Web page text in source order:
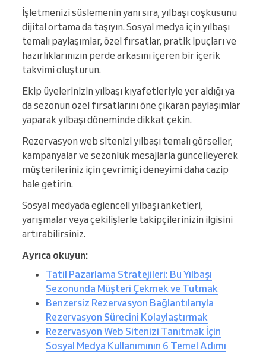
İşletmenizi süslemenin yanı sıra, yılbaşı coşkusunu
dijital ortama da taşıyın. Sosyal medya için yılbaşı
temalı paylaşımlar, özel fırsatlar, pratik ipuçları ve
hazırlıklarınızın perde arkasını içeren bir içerik
takvimi oluşturun.
Ekip üyelerinizin yılbaşı kıyafetleriyle yer aldığı ya
da sezonun özel fırsatlarını öne çıkaran paylaşımlar
yaparak yılbaşı döneminde dikkat çekin.
Rezervasyon web sitenizi yılbaşı temalı görseller,
kampanyalar ve sezonluk mesajlarla güncelleyerek
müşterileriniz için çevrimiçi deneyimi daha cazip
hale getirin.
Sosyal medyada eğlenceli yılbaşı anketleri,
yarışmalar veya çekilişlerle takipçilerinizin ilgisini
artırabilirsiniz.
Ayrıca okuyun:
Tatil Pazarlama Stratejileri: Bu Yılbaşı
Sezonunda Müşteri Çekmek ve Tutmak
Benzersiz Rezervasyon Bağlantılarıyla
Rezervasyon Sürecini Kolaylaştırmak
Rezervasyon Web Sitenizi Tanıtmak İçin
Sosyal Medya Kullanımının 6 Temel Adımı